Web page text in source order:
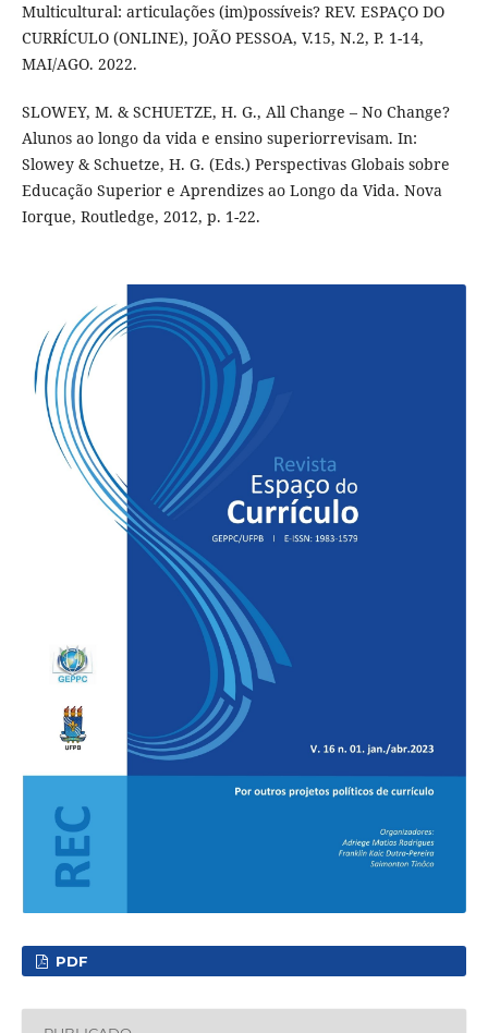
Multicultural: articulações (im)possíveis? REV. ESPAÇO DO
CURRÍCULO (ONLINE), JOÃO PESSOA, V.15, N.2, P. 1-14,
MAI/AGO. 2022.
SLOWEY, M. & SCHUETZE, H. G., All Change – No Change?
Alunos ao longo da vida e ensino superiorrevisam. In:
Slowey & Schuetze, H. G. (Eds.) Perspectivas Globais sobre
Educação Superior e Aprendizes ao Longo da Vida. Nova
Iorque, Routledge, 2012, p. 1-22.
PDF